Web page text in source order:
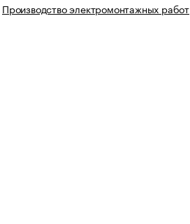
Производство электромонтажных работ